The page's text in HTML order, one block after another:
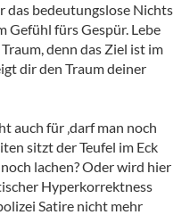
das bedeutungslose Nichts
Gefühl fürs Gespür. Lebe
denn das Ziel ist im
dir den Traum deiner
auch für ‚darf man noch
sitzt der Teufel im Eck
lachen? Oder wird hier
Hyperkorrektness
Satire nicht mehr